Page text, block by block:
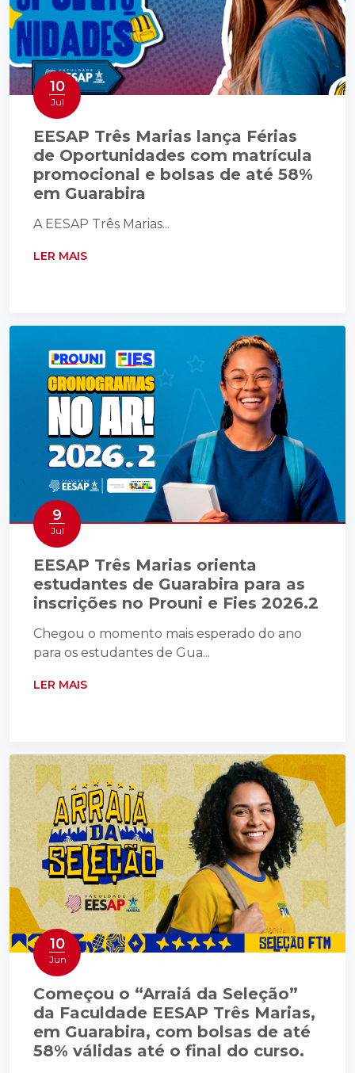
10
Jul
EESAP Três Marias lança Férias
de Oportunidades com matrícula
promocional e bolsas de até 58%
em Guarabira
A EESAP Três Marias...
LER MAIS
9
Jul
EESAP Três Marias orienta
estudantes de Guarabira para as
inscrições no Prouni e Fies 2026.2
Chegou o momento mais esperado do ano
para os estudantes de Gua...
LER MAIS
10
Jun
Começou o “Arraiá da Seleção”
da Faculdade EESAP Três Marias,
em Guarabira, com bolsas de até
58% válidas até o final do curso.